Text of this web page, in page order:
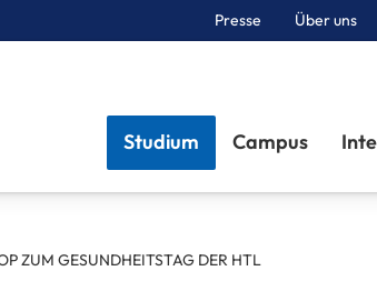
Presse Über uns
Studium Campus
ZUM GESUNDHEITSTAG DER HTL